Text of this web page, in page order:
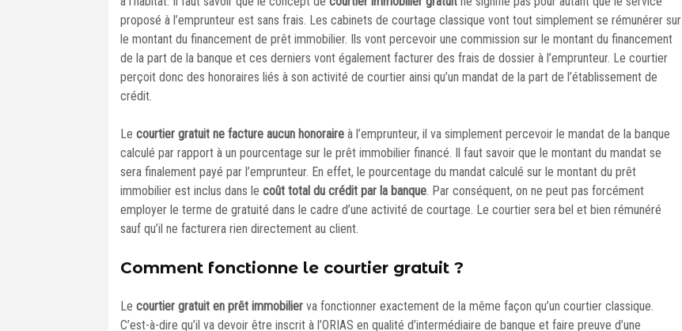
proposé à l’emprunteur est sans frais. Les cabinets de courtage classique vont tout simplement se rémunérer sur
le montant du financement de prêt immobilier. Ils vont percevoir une commission sur le montant du financement
de la part de la banque et ces derniers vont également facturer des frais de dossier à l’emprunteur. Le courtier
perçoit donc des honoraires liés à son activité de courtier ainsi qu’un mandat de la part de l’établissement de
crédit.
Le courtier gratuit ne facture aucun honoraire à l’emprunteur, il va simplement percevoir le mandat de la banque
calculé par rapport à un pourcentage sur le prêt immobilier financé. Il faut savoir que le montant du mandat se
sera finalement payé par l’emprunteur. En effet, le pourcentage du mandat calculé sur le montant du prêt
immobilier est inclus dans le coût total du crédit par la banque. Par conséquent, on ne peut pas forcément
employer le terme de gratuité dans le cadre d’une activité de courtage. Le courtier sera bel et bien rémunéré
sauf qu’il ne facturera rien directement au client.
Comment fonctionne le courtier gratuit ?
Le courtier gratuit en prêt immobilier va fonctionner exactement de la même façon qu’un courtier classique.
C’est-à-dire qu’il va devoir être inscrit à l’ORIAS en qualité d’intermédiaire de banque et faire preuve d’une